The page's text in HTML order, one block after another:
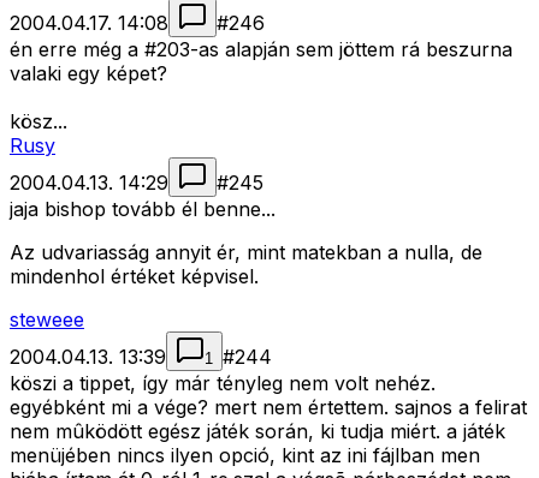
2004.04.17. 14:08
#246
én erre még a #203-as alapján sem jöttem rá beszurna
valaki egy képet?
kösz...
Rusy
2004.04.13. 14:29
#245
jaja bishop tovább él benne...
Az udvariasság annyit ér, mint matekban a nulla, de
mindenhol értéket képvisel.
steweee
2004.04.13. 13:39
1 #244
köszi a tippet, így már tényleg nem volt nehéz.
egyébként mi a vége? mert nem értettem. sajnos a felirat
nem mûködött egész játék során, ki tudja miért. a játék
menüjében nincs ilyen opció, kint az ini fájlban men